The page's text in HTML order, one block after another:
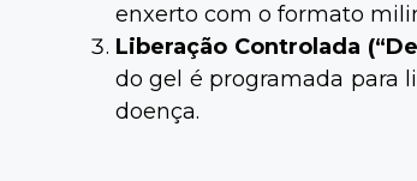
enxerto com o formato
Liberação Controlada
do gel é programada para
doença.